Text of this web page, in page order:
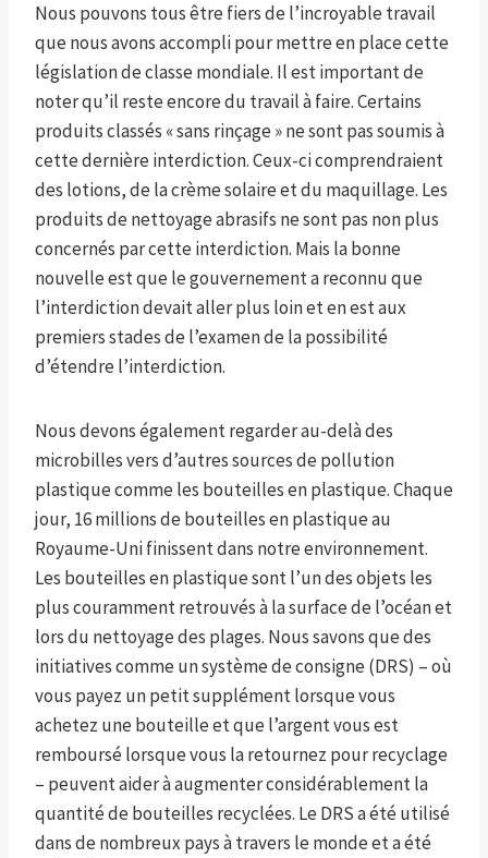
Nous pouvons tous être fiers de l’incroyable travail
que nous avons accompli pour mettre en place cette
législation de classe mondiale. Il est important de
noter qu’il reste encore du travail à faire. Certains
produits classés « sans rinçage » ne sont pas soumis à
cette dernière interdiction. Ceux-ci comprendraient
des lotions, de la crème solaire et du maquillage. Les
produits de nettoyage abrasifs ne sont pas non plus
concernés par cette interdiction. Mais la bonne
nouvelle est que le gouvernement a reconnu que
l’interdiction devait aller plus loin et en est aux
premiers stades de l’examen de la possibilité
d’étendre l’interdiction.
Nous devons également regarder au-delà des
microbilles vers d’autres sources de pollution
plastique comme les bouteilles en plastique. Chaque
jour, 16 millions de bouteilles en plastique au
Royaume-Uni finissent dans notre environnement.
Les bouteilles en plastique sont l’un des objets les
plus couramment retrouvés à la surface de l’océan et
lors du nettoyage des plages. Nous savons que des
initiatives comme un système de consigne (DRS) – où
vous payez un petit supplément lorsque vous
achetez une bouteille et que l’argent vous est
remboursé lorsque vous la retournez pour recyclage
– peuvent aider à augmenter considérablement la
quantité de bouteilles recyclées. Le DRS a été utilisé
dans de nombreux pays à travers le monde et a été